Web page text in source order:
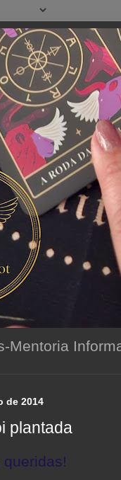
Mentoria
de 2014
plantada